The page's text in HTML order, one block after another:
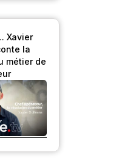
Xavier
la
métier de